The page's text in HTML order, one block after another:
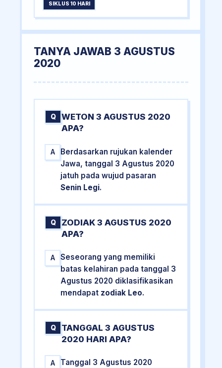
SIKLUS 10 HARI
TANYA JAWAB 3 AGUSTUS
2020
Q
WETON 3 AGUSTUS 2020
APA?
A
Berdasarkan rujukan kalender
Jawa, tanggal 3 Agustus 2020
jatuh pada wujud pasaran
Senin Legi.
Q
ZODIAK 3 AGUSTUS 2020
APA?
A
Seseorang yang memiliki
batas kelahiran pada tanggal 3
Agustus 2020 diklasifikasikan
mendapat zodiak Leo.
Q
TANGGAL 3 AGUSTUS
2020 HARI APA?
A
Tanggal 3 Agustus 2020